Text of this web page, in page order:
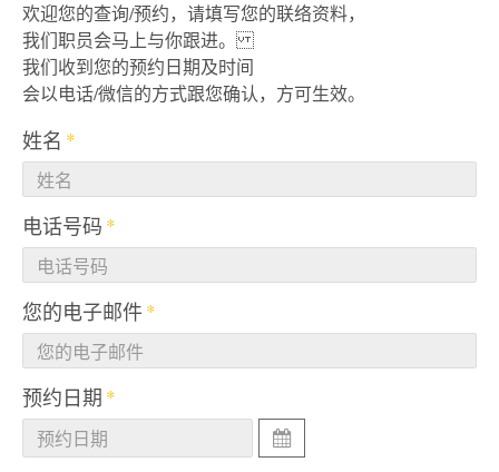
欢迎您的查询/预约，请填写您的联络资料，
我们职员会马上与你跟进。
我们收到您的预约日期及时间
会以电话/微信的方式跟您确认，方可生效。
姓名
电话号码
您的电子邮件
预约日期